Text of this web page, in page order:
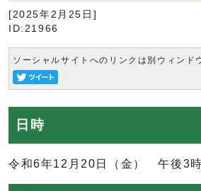
[2025年2月25日]
ID:21966
ソーシャルサイトへのリンクは別ウィンド
日時
令和6年12月20日（金） 午後3